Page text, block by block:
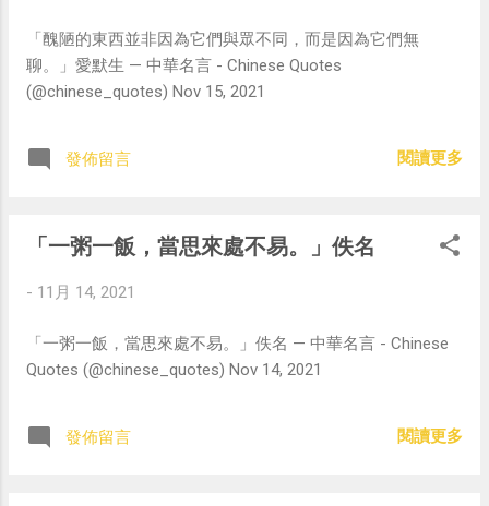
「醜陋的東西並非因為它們與眾不同，而是因為它們無
聊。」愛默生 — 中華名言 - Chinese Quotes
(@chinese_quotes) Nov 15, 2021
發佈留言 閱讀更多
「一粥一飯，當思來處不易。」佚名
- 11月 14, 2021
「一粥一飯，當思來處不易。」佚名 — 中華名言 - Chinese
Quotes (@chinese_quotes) Nov 14, 2021
發佈留言 閱讀更多